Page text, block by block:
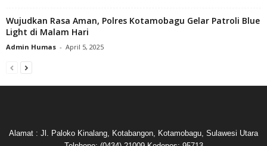
Wujudkan Rasa Aman, Polres Kotamobagu Gelar Patroli Blue
Light di Malam Hari
Admin Humas - April 5, 2025
Alamat : Jl. Paloko Kinalang, Kotabangon, Kotamobagu, Sulawesi Utara